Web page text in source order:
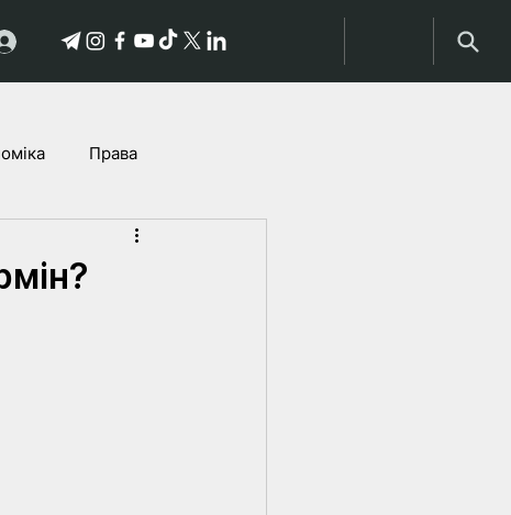
Права
Гісторыі пацярпелых